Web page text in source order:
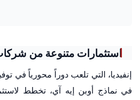
استثمارات متنوعة من
إنفيديا، التي تلعب دوراً محورياً في